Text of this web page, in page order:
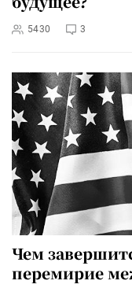
5430 3
Чем
перемирие